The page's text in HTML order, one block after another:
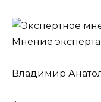
Мнение эксперта
Владимир